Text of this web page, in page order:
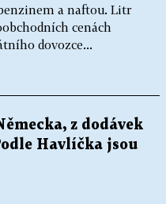
a naftou. Litr
cenách
dovozce...
z dodávek
Havlíčka jsou